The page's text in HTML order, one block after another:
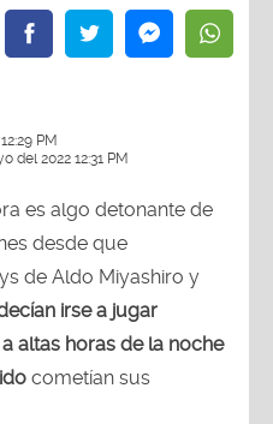
PM
del 2022 12:31 PM
es algo detonante de
desde que
de Aldo Miyashiro y
irse a jugar
altas horas de la noche
cometían sus